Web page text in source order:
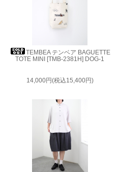
TEMBEA テンベア BAGUETTE
TOTE MINI [TMB-2381H] DOG-1
14,000円(税込15,400円)